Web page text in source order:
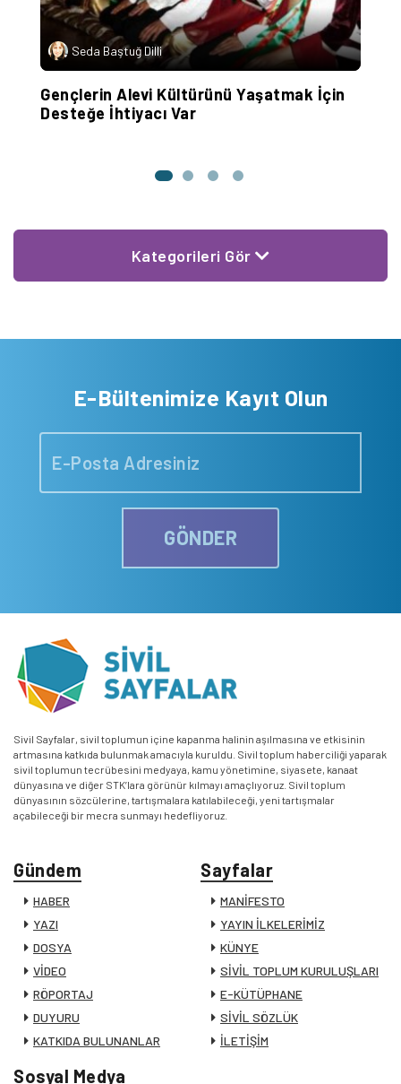
Seda Baştuğ Dilli
Gençlerin Alevi Kültürünü Yaşatmak İçin
Desteğe İhtiyacı Var
Kategorileri Gör
E-Bültenimize Kayıt Olun
GÖNDER
Sivil Sayfalar, sivil toplumun içine kapanma halinin aşılmasına ve etkisinin
artmasına katkıda bulunmak amacıyla kuruldu. Sivil toplum haberciliği yaparak
sivil toplumun tecrübesini medyaya, kamu yönetimine, siyasete, kanaat
dünyasına ve diğer STK’lara görünür kılmayı amaçlıyoruz. Sivil toplum
dünyasının sözcülerine, tartışmalara katılabileceği, yeni tartışmalar
açabileceği bir mecra sunmayı hedefliyoruz.
Gündem
HABER
YAZI
DOSYA
VİDEO
RÖPORTAJ
DUYURU
KATKIDA BULUNANLAR
Sayfalar
MANİFESTO
YAYIN İLKELERİMİZ
KÜNYE
SİVİL TOPLUM KURULUŞLARI
E-KÜTÜPHANE
SİVİL SÖZLÜK
İLETİŞİM
Sosyal Medya